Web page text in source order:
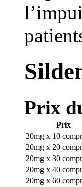
Prix
Prix
20mg x 10
20mg x 20
20mg x 30
20mg x 40
20mg x 60